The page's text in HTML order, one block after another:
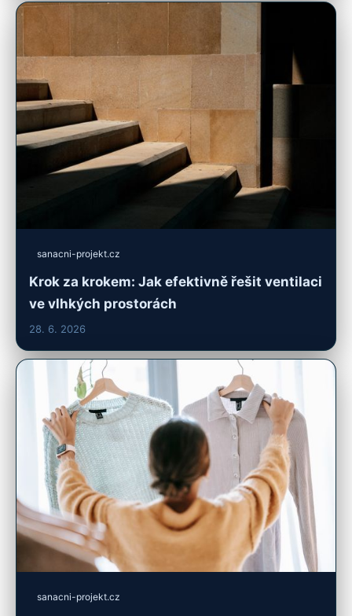
sanacni-projekt.cz
Krok za krokem: Jak efektivně řešit ventilaci
ve vlhkých prostorách
28. 6. 2026
sanacni-projekt.cz